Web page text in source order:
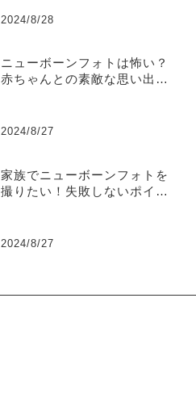
2024/8/28
ニューボーンフォトは怖い？
赤ちゃんとの素敵な思い出づ
2024/8/27
家族でニューボーンフォトを
撮りたい！失敗しないポイン
2024/8/27